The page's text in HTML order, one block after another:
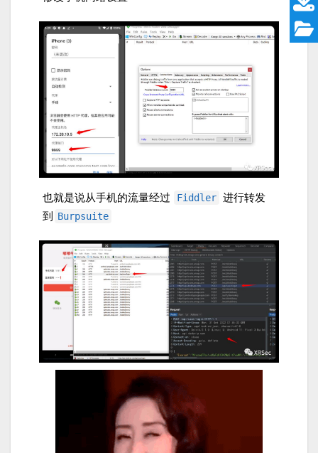
也就是说从手机的流量经过 Fiddler 进行转发
到
Burpsuite